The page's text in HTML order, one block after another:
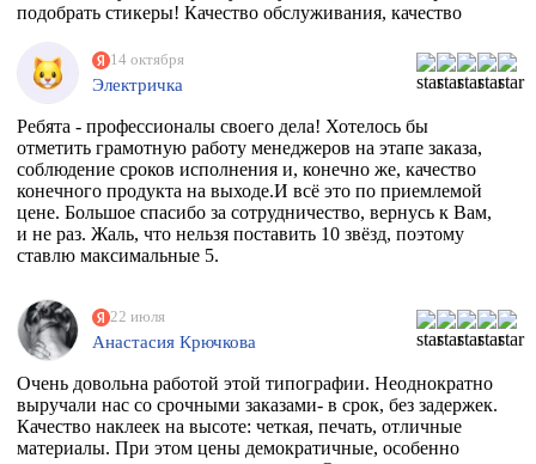
подобрать стикеры! Качество обслуживания, качество
14 октября
Электричка
Ребята - профессионалы своего дела! Хотелось бы
отметить грамотную работу менеджеров на этапе заказа,
соблюдение сроков исполнения и, конечно же, качество
конечного продукта на выходе.И всё это по приемлемой
цене. Большое спасибо за сотрудничество, вернусь к Вам,
и не раз. Жаль, что нельзя поставить 10 звёзд, поэтому
ставлю максимальные 5.
22 июля
Анастасия Крючкова
Очень довольна работой этой типографии. Неоднократно
выручали нас со срочными заказами- в срок, без задержек.
Качество наклеек на высоте: четкая, печать, отличные
материалы. При этом цены демократичные, особенно